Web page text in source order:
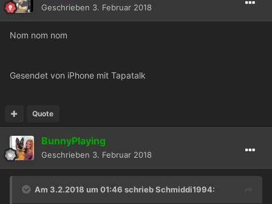
Geschrieben 3. Februar 2018
Nom nom nom
Gesendet von iPhone mit Tapatalk
Quote
BunnyPlaying
Geschrieben 3. Februar 2018
Am 3.2.2018 um 01:46 schriebSchmiddi1994: